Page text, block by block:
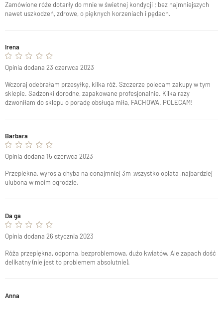
Zamówione róże dotarły do mnie w świetnej kondycji ; bez najmniejszych
nawet uszkodzeń, zdrowe, o pięknych korzeniach i pędach.
Irena
Wczoraj odebrałam przesyłkę, kilka róż. Szczerze polecam zakupy w tym
sklepie. Sadzonki dorodne, zapakowane profesjonalnie. Kilka razy
dzwoniłam do sklepu o poradę obsługa miła, FACHOWA. POLECAM!
Barbara
Opinia dodana 23 czerwca 2023
Przepiekna, wyrosla chyba na conajmniej 3m ,wszystko oplata ,najbardziej
ulubona w moim ogrodzie.
Da ga
Opinia dodana 15 czerwca 2023
Róża przepiękna, odporna, bezproblemowa, dużo kwiatów. Ale zapach dość
delikatny (nie jest to problemem absolutnie).
Anna
Opinia dodana 26 stycznia 2023